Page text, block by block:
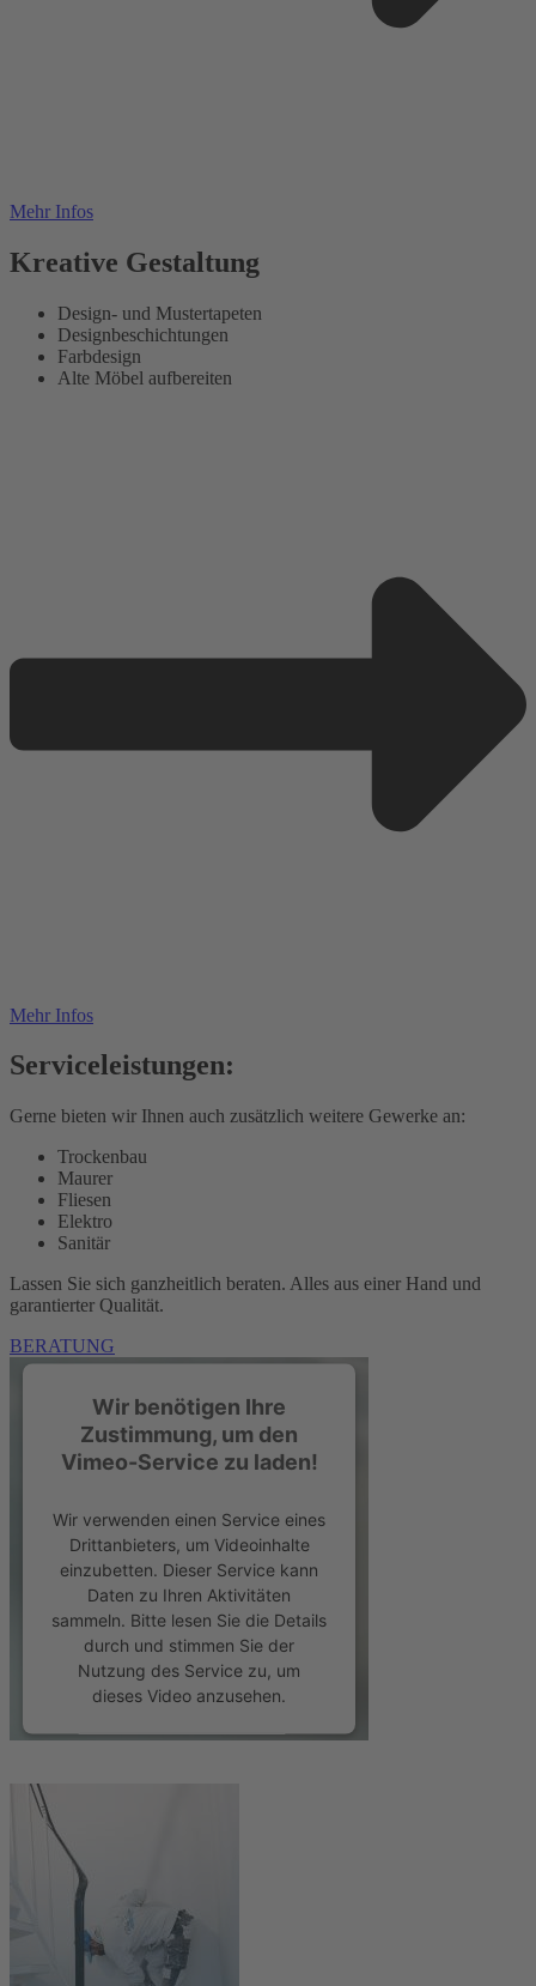
Mehr Infos
Kreative Gestaltung
Design- und Mustertapeten
Designbeschichtungen
Farbdesign
Alte Möbel aufbereiten
Mehr Infos
Serviceleistungen:
Gerne bieten wir Ihnen auch zusätzlich weitere Gewerke an:
Trockenbau
Maurer
Fliesen
Elektro
Sanitär
Lassen Sie sich ganzheitlich beraten. Alles aus einer Hand und
garantierter Qualität.
BERATUNG
Wir benötigen Ihre
Zustimmung, um den
Vimeo-Service zu laden!
Wir verwenden einen Service eines
Drittanbieters, um Videoinhalte
einzubetten. Dieser Service kann
Daten zu Ihren Aktivitäten
sammeln. Bitte lesen Sie die Details
durch und stimmen Sie der
Nutzung des Service zu, um
dieses Video anzusehen.
powered by
Management Platform